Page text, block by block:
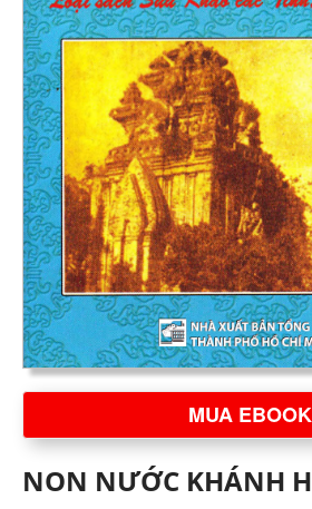
MUA EBOOK
NON NƯỚC KHÁNH